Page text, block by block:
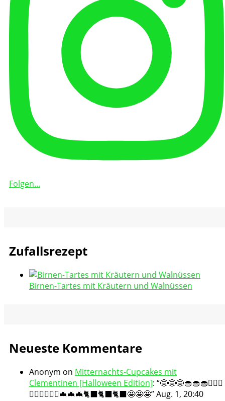
Folgen...
Zufallsrezept
Birnen-Tartes mit Kräutern und Walnüssen
Neueste Kommentare
Anonym on Mitternachts-Cupcakes mit
Clementinen [Halloween Edition]: “🤩🤩🤩🧁🧁🧁🧛🏻‍♀️
🧛🏻‍♀️🧛🏻‍♀️🦇🦇🦇🐈‍⬛🐈‍⬛🐈‍⬛🤩🤩🤩”Aug. 1, 20:40